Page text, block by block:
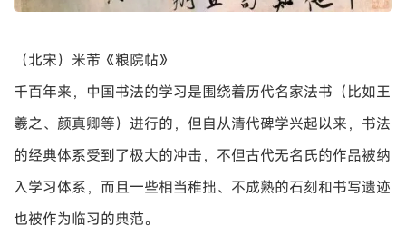
只要你感到是为自己而生活，世界也许就会在眼中变一个样
子。写文章，为什么一定要发表？自己对自己倾诉，会使心
灵平和。练书法，为什么一定要展览？凝神屏气地书写，就
是与天地古今的交融。教学生为什么一定要到学校？做善事
为什么一定要别人知道？
——毕淑敏《幸福的七种颜色》